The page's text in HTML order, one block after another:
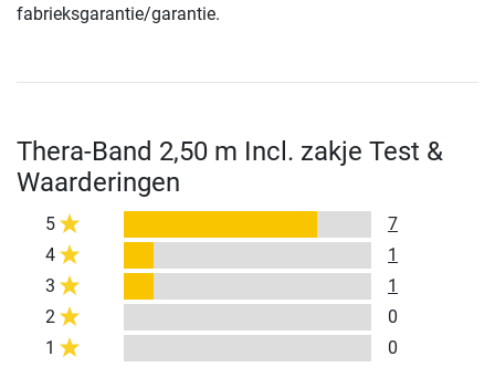
fabrieksgarantie/garantie.
Thera-Band 2,50 m Incl. zakje Test &
Waarderingen
5
7
4
1
3
1
2
0
1
0